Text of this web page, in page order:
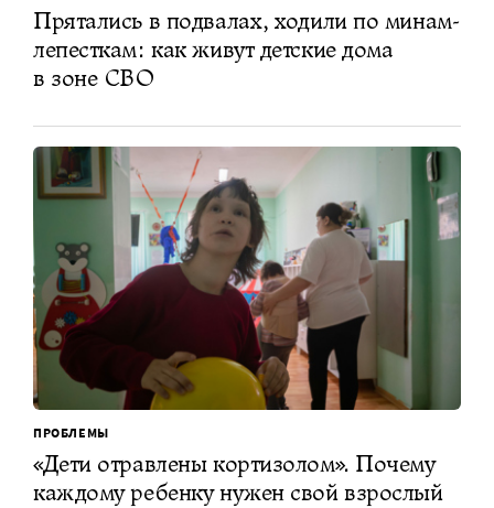
Прятались в подвалах, ходили по минам-
лепесткам: как живут детские дома
в зоне СВО
ПРОБЛЕМЫ
«Дети отравлены кортизолом». Почему
каждому ребенку нужен свой взрослый